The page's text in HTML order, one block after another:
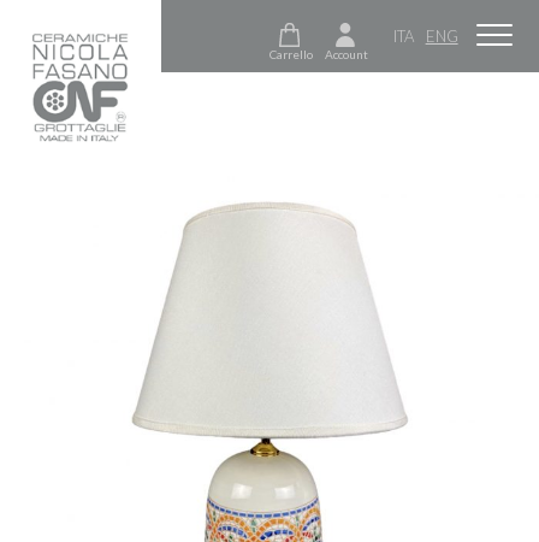
Carrello Account
ITA ENG